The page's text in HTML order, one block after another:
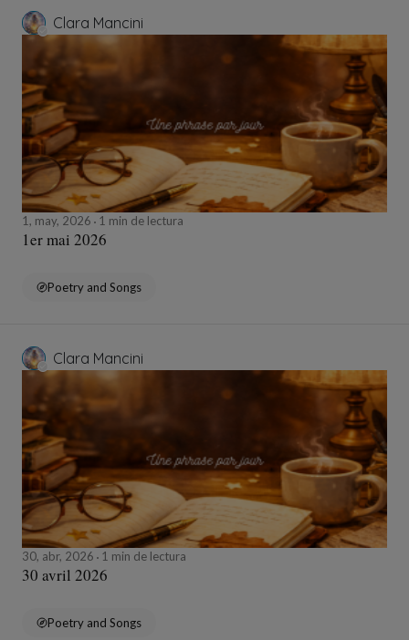
Clara Mancini
1, may, 2026 1 min de lectura
1er mai 2026
Poetry and Songs
Clara Mancini
30, abr, 2026 1 min de lectura
30 avril 2026
Poetry and Songs